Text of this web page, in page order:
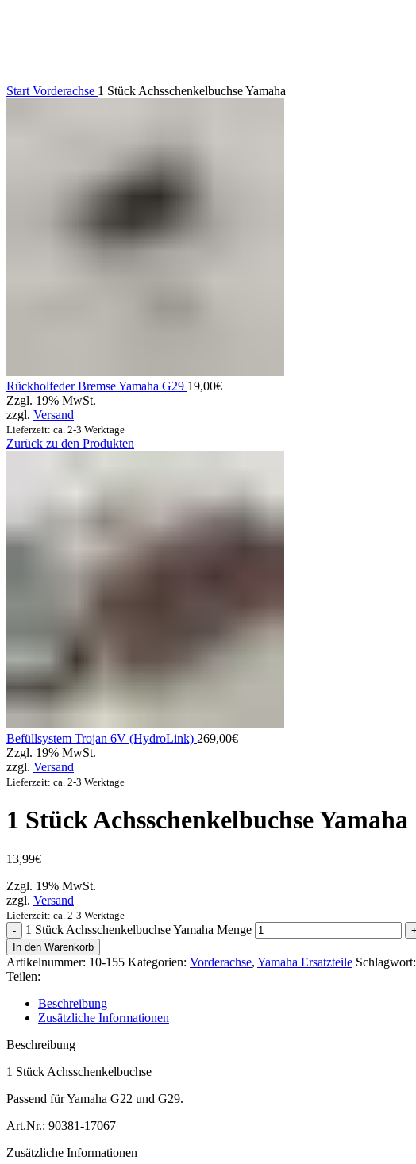
Start Vorderachse 1 Stück Achsschenkelbuchse Yamaha
Rückholfeder Bremse Yamaha G29 19,00€
Zzgl. 19% MwSt.
zzgl. Versand
Lieferzeit: ca. 2-3 Werktage
Zurück zu den Produkten
Befüllsystem Trojan 6V (HydroLink) 269,00€
Zzgl. 19% MwSt.
zzgl. Versand
Lieferzeit: ca. 2-3 Werktage
1 Stück Achsschenkelbuchse Yamaha
13,99€
Zzgl. 19% MwSt.
zzgl. Versand
Lieferzeit: ca. 2-3 Werktage
1 Stück Achsschenkelbuchse Yamaha Menge
In den Warenkorb
Artikelnummer: 10-155 Kategorien: Vorderachse, Yamaha Ersatzteile Schlagwort:
Teilen:
Beschreibung
Zusätzliche Informationen
Beschreibung
1 Stück Achsschenkelbuchse
Passend für Yamaha G22 und G29.
Art.Nr.: 90381-17067
Zusätzliche Informationen